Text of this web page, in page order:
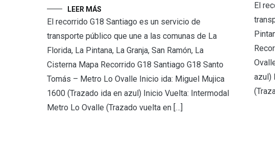
LEER MÁS
El recorrido G18 Santiago es un servicio de
transporte público que une a las comunas de La
Florida, La Pintana, La Granja, San Ramón, La
Cisterna Mapa Recorrido G18 Santiago G18 Santo
Tomás – Metro Lo Ovalle Inicio ida: Miguel Mujica
1600 (Trazado ida en azul) Inicio Vuelta: Intermodal
Metro Lo Ovalle (Trazado vuelta en […]
El
azul)